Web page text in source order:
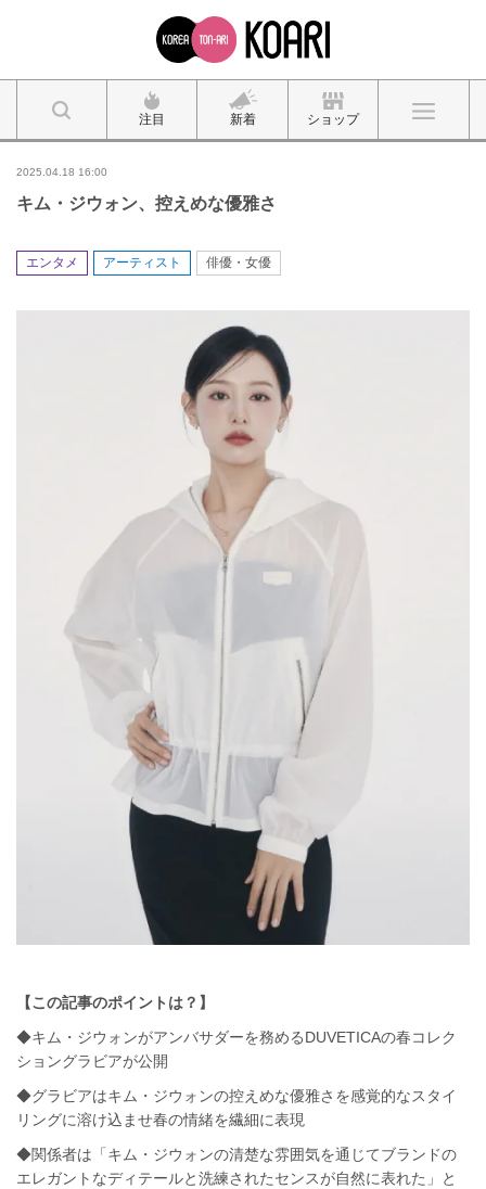
注目 新着 ショップ
2025.04.18 16:00
キム・ジウォン、控えめな優雅さ
エンタメ アーティスト 俳優・女優
【この記事のポイントは？】
◆キム・ジウォンがアンバサダーを務めるDUVETICAの春コレク
ショングラビアが公開
◆グラビアはキム・ジウォンの控えめな優雅さを感覚的なスタイ
リングに溶け込ませ春の情緒を繊細に表現
◆関係者は「キム・ジウォンの清楚な雰囲気を通じてブランドの
エレガントなディテールと洗練されたセンスが自然に表れた」と